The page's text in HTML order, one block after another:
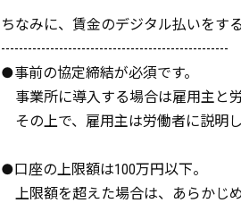
ちなみに、賃金のデジタル払いをす
---------------------------------------------------
●事前の協定締結が必須です。
事業所に導入する場合は雇用主と
その上で、雇用主は労働者に説明
●口座の上限額は100万円以下。
上限額を超えた場合は、あらかじ